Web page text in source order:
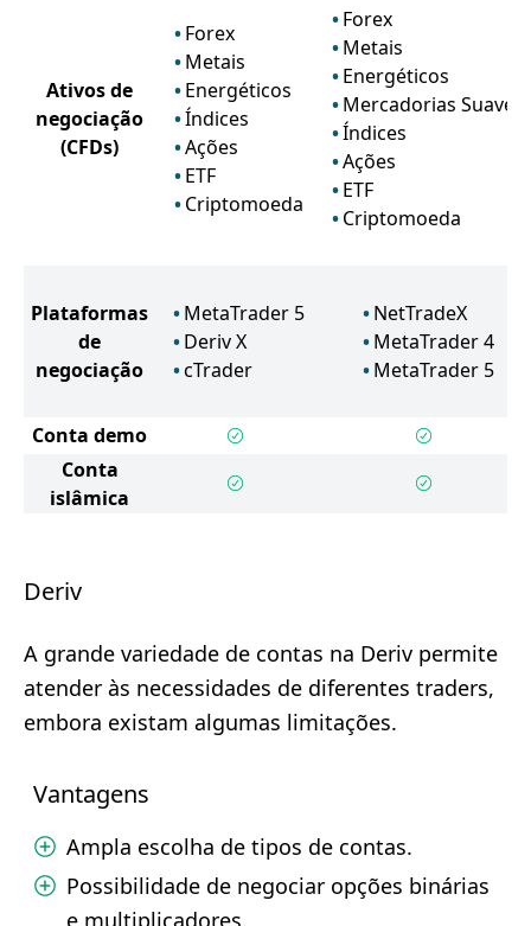
Ativos de
negociação
(CFDs)
Forex
Metais
Energéticos
Índices
Ações
ETF
Criptomoeda
Forex
Metais
Energéticos
Mercadorias Suaves
Índices
Ações
ETF
Criptomoeda
Plataformas
de
negociação
MetaTrader 5
Deriv X
cTrader
NetTradeX
MetaTrader 4
MetaTrader 5
Conta demo
Conta
islâmica
Deriv
A grande variedade de contas na Deriv permite
atender às necessidades de diferentes traders,
embora existam algumas limitações.
Vantagens
Ampla escolha de tipos de contas.
Possibilidade de negociar opções binárias
e multiplicadores.